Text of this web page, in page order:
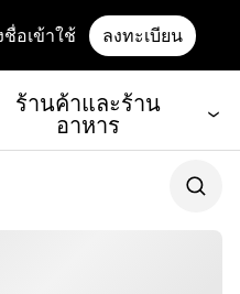
ชื่อเข้าใช้ ลงทะเบียน
ร้านค้าและร้าน
อาหาร